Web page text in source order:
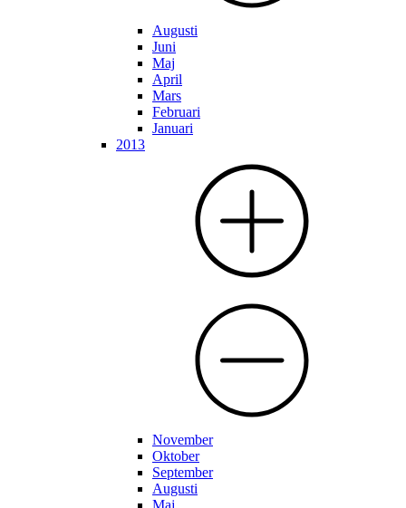
Augusti
Juni
Maj
April
Mars
Februari
Januari
2013
November
Oktober
September
Augusti
Maj